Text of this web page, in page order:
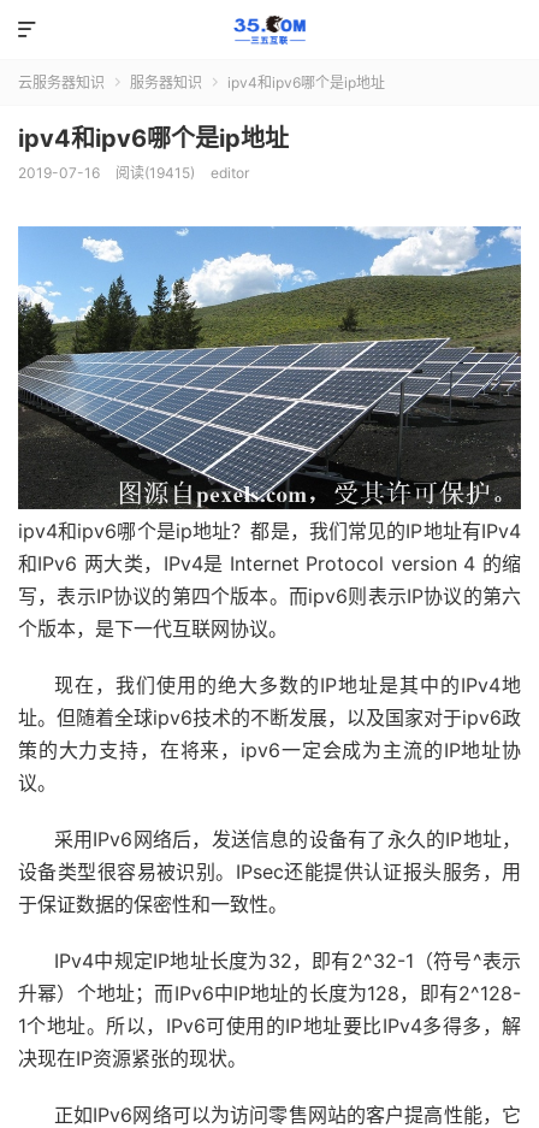

云服务器知识  服务器知识  ipv4和ipv6哪个是ip地址
ipv4和ipv6哪个是ip地址
2019-07-16 阅读(19415) editor
ipv4和ipv6哪个是ip地址？都是，我们常见的IP地址有IPv4
和IPv6 两大类，IPv4是 Internet Protocol version 4 的缩
写，表示IP协议的第四个版本。而ipv6则表示IP协议的第六
个版本，是下一代互联网协议。
现在，我们使用的绝大多数的IP地址是其中的IPv4地
址。但随着全球ipv6技术的不断发展，以及国家对于ipv6政
策的大力支持，在将来，ipv6一定会成为主流的IP地址协
议。
采用IPv6网络后，发送信息的设备有了永久的IP地址，
设备类型很容易被识别。IPsec还能提供认证报头服务，用
于保证数据的保密性和一致性。
IPv4中规定IP地址长度为32，即有2^32-1（符号^表示
升幂）个地址；而IPv6中IP地址的长度为128，即有2^128-
1个地址。所以，IPv6可使用的IP地址要比IPv4多得多，解
决现在IP资源紧张的现状。
正如IPv6网络可以为访问零售网站的客户提高性能，它